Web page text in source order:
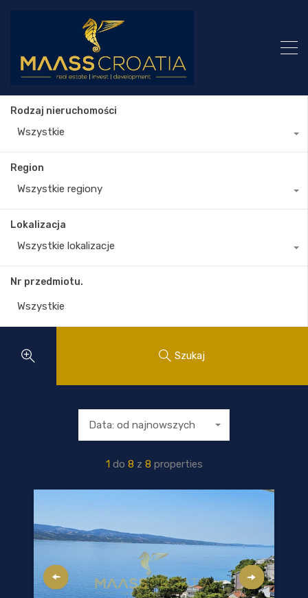
Rodzaj nieruchomości
Wszystkie
Region
Wszystkie regiony
Lokalizacja
Wszystkie lokalizacje
Nr przedmiotu.
Szukaj
1 do 8 z 8 properties
Data: od najnowszych